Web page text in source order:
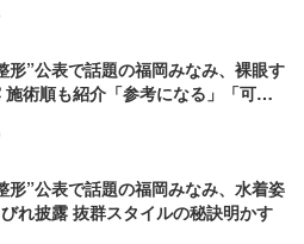
形”公表で話題の福岡みなみ、裸眼す
施術順も紹介「参考になる」「可愛
形”公表で話題の福岡みなみ、水着姿
れ披露 抜群スタイルの秘訣明かす